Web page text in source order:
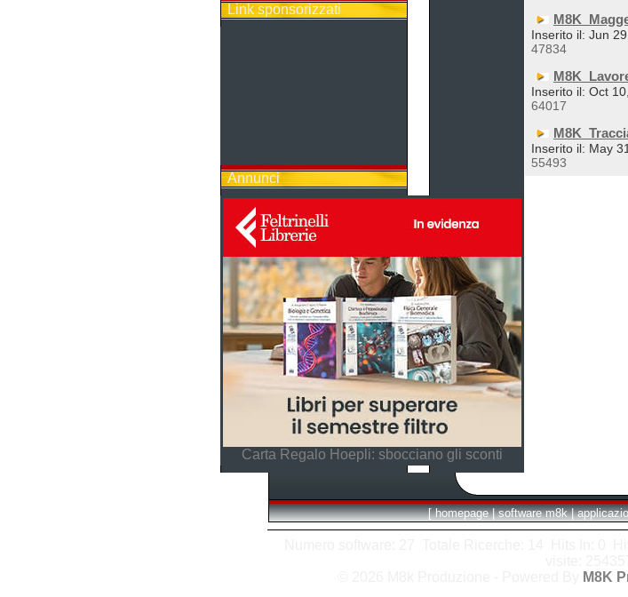
Link sponsorizzati
Annunci
Carta Regalo Hoepli: sbocciano gli sconti
Inserito il: Jun
47834
Inserito il: Oct
64017
Inserito il: May
55493
[ homepage | software m8k |
M8K